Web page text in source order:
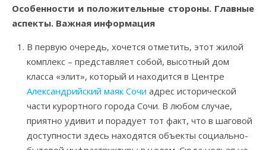
Особенности и положительные стороны. Главные
аспекты. Важная информация
В первую очередь, хочется отметить, этот жилой
комплекс – представляет собой, высотный дом
класса «элит», который и находится в Центре
Александрийский маяк Сочи адрес исторической
части курортного города Сочи. В любом случае,
приятно удивит и порадует тот факт, что в шаговой
доступности здесь находятся объекты социально-